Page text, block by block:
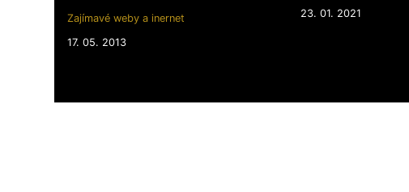
Zajímavé weby a inernet
17. 05. 2013
23. 01. 2021